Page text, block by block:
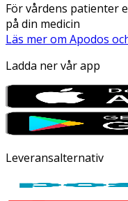
För vårdens patienter
på din medicin
Läs mer om Apodos
Ladda ner vår app
Leveransalternativ